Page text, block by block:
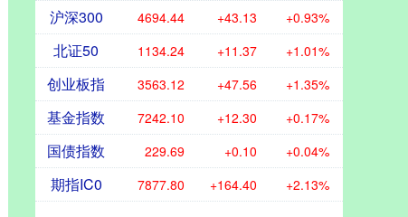
沪深300 4694.44 +43.13 +0.93%
北证50 1134.24 +11.37 +1.01%
创业板指 3563.12 +47.56 +1.35%
基金指数 7242.10 +12.30 +0.17%
国债指数 229.69 +0.10 +0.04%
期指IC0 7877.80 +164.40 +2.13%